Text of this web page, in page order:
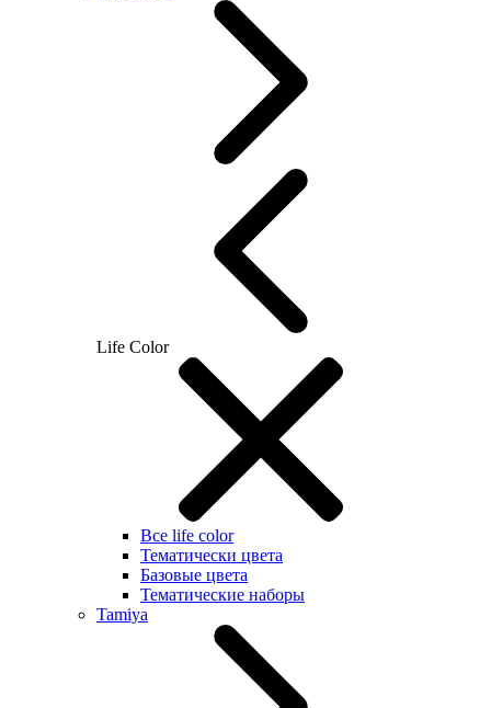
Life Color
Все life color
Тематически цвета
Базовые цвета
Тематические наборы
Tamiya